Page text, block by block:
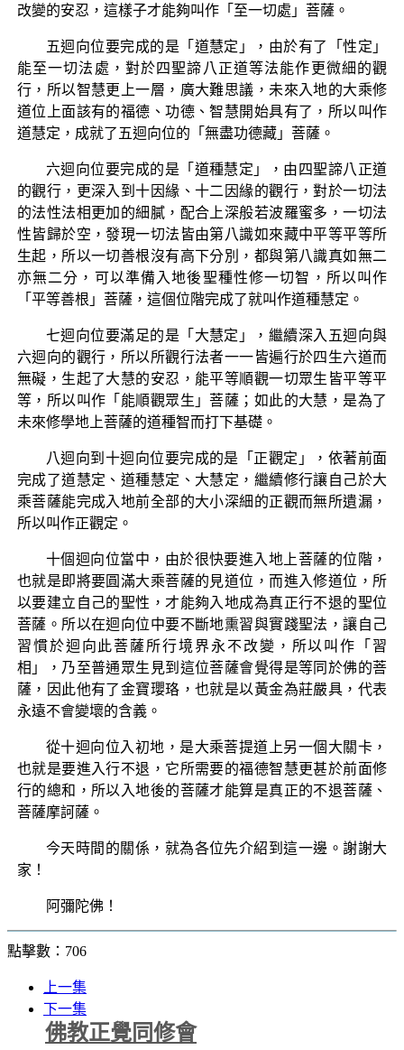
改變的安忍，這樣子才能夠叫作「至一切處」菩薩。
五迴向位要完成的是「道慧定」，由於有了「性定」
能至一切法處，對於四聖諦八正道等法能作更微細的觀
行，所以智慧更上一層，廣大難思議，未來入地的大乘修
道位上面該有的福德、功德、智慧開始具有了，所以叫作
道慧定，成就了五迴向位的「無盡功德藏」菩薩。
六迴向位要完成的是「道種慧定」，由四聖諦八正道
的觀行，更深入到十因緣、十二因緣的觀行，對於一切法
的法性法相更加的細膩，配合上深般若波羅蜜多，一切法
性皆歸於空，發現一切法皆由第八識如來藏中平等平等所
生起，所以一切善根沒有高下分別，都與第八識真如無二
亦無二分，可以準備入地後聖種性修一切智，所以叫作
「平等善根」菩薩，這個位階完成了就叫作道種慧定。
七迴向位要滿足的是「大慧定」，繼續深入五迴向與
六迴向的觀行，所以所觀行法者一一皆遍行於四生六道而
無礙，生起了大慧的安忍，能平等順觀一切眾生皆平等平
等，所以叫作「能順觀眾生」菩薩；如此的大慧，是為了
未來修學地上菩薩的道種智而打下基礎。
八迴向到十迴向位要完成的是「正觀定」，依著前面
完成了道慧定、道種慧定、大慧定，繼續修行讓自己於大
乘菩薩能完成入地前全部的大小深細的正觀而無所遺漏，
所以叫作正觀定。
十個迴向位當中，由於很快要進入地上菩薩的位階，
也就是即將要圓滿大乘菩薩的見道位，而進入修道位，所
以要建立自己的聖性，才能夠入地成為真正行不退的聖位
菩薩。所以在迴向位中要不斷地熏習與實踐聖法，讓自己
習慣於迴向此菩薩所行境界永不改變，所以叫作「習
相」，乃至普通眾生見到這位菩薩會覺得是等同於佛的菩
薩，因此他有了金寶瓔珞，也就是以黃金為莊嚴具，代表
永遠不會變壞的含義。
從十迴向位入初地，是大乘菩提道上另一個大關卡，
也就是要進入行不退，它所需要的福德智慧更甚於前面修
行的總和，所以入地後的菩薩才能算是真正的不退菩薩、
菩薩摩訶薩。
今天時間的關係，就為各位先介紹到這一邊。謝謝大
家！
阿彌陀佛！
點擊數：706
上一集
下一集
佛教正覺同修會